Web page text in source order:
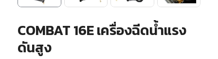
COMBAT 16E เครื่องฉีดน้ำแรง
ดันสูง